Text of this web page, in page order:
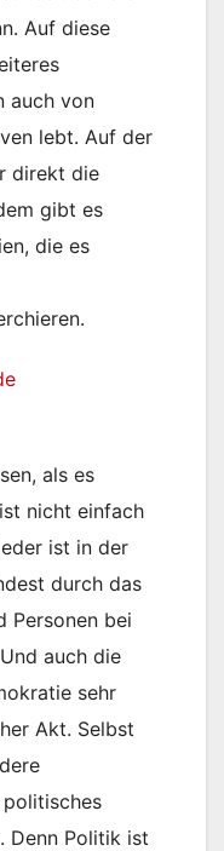
Auf diese
auch von
lebt. Auf der
direkt die
gibt es
die es
als es
nicht einfach
ist in der
durch das
Personen bei
auch die
sehr
Akt. Selbst
politisches
Denn Politik ist